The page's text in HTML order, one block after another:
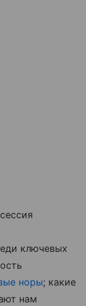
ключевых
норы; какие
нам